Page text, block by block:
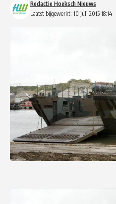
Laatst bijgewerkt: 10 juli 2015 18:14
Redactie Hoeksch Nieuws